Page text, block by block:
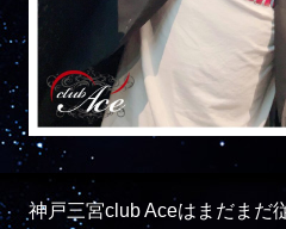
神戸三宮club Aceはまだまだ